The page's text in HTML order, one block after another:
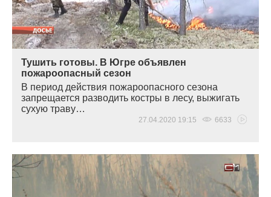
Тушить готовы. В Югре объявлен
пожароопасный сезон
В период действия пожароопасного сезона
запрещается разводить костры в лесу, выжигать
сухую траву…
27.04.2020 19:15 6633